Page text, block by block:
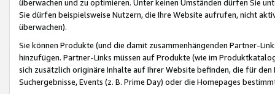
überwachen und zu optimieren. Unter keinen Umständen dürfen Sie
Sie dürfen beispielsweise Nutzern, die Ihre Website aufrufen, nicht
überwachen).
Sie können Produkte (und die damit zusammenhängenden Partner-
hinzufügen. Partner-Links müssen auf Produkte (wie im
sich zusätzlich originäre Inhalte auf Ihrer Website befinden, die für
Suchergebnisse, Events (z. B. Prime Day) oder die Homepages